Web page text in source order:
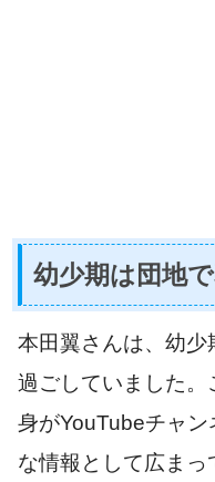
幼少期は団地
本田翼さんは、幼
過ごしていました。
身がYouTubeチャ
な情報として広まっ